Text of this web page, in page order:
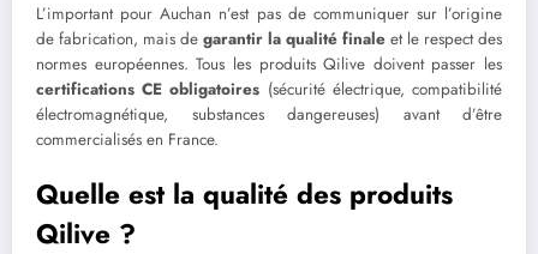
L’important pour Auchan n’est pas de communiquer sur l’origine
de fabrication, mais de garantir la qualité finale et le respect des
normes européennes. Tous les produits Qilive doivent passer les
certifications CE obligatoires (sécurité électrique, compatibilité
électromagnétique, substances dangereuses) avant d’être
commercialisés en France.
Quelle est la qualité des produits
Qilive ?